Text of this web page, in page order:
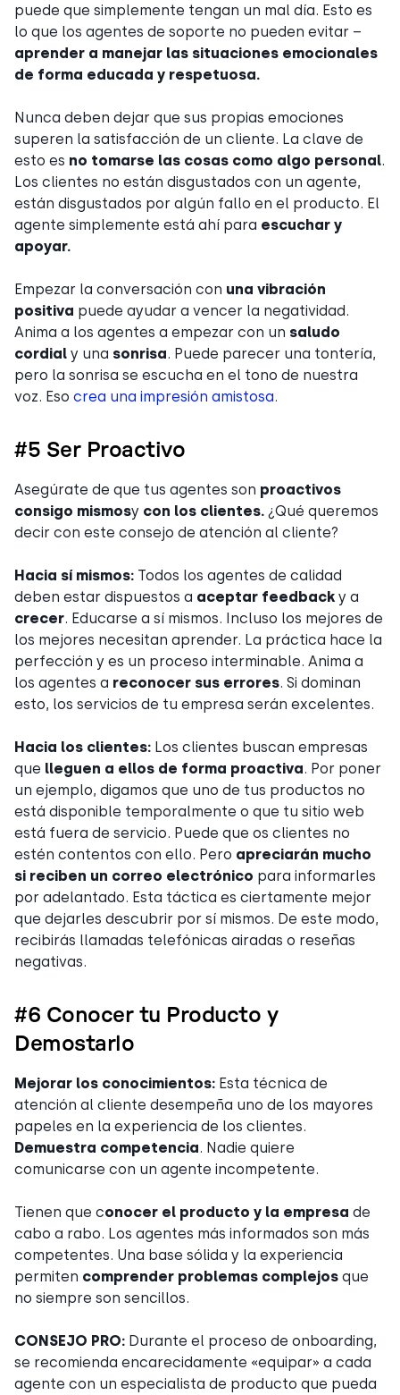
puede que simplemente tengan un mal día. Esto es
lo que los agentes de soporte no pueden evitar –
aprender a manejar las situaciones emocionales
de forma educada y respetuosa.
Nunca deben dejar que sus propias emociones
superen la satisfacción de un cliente. La clave de
esto es no tomarse las cosas como algo personal.
Los clientes no están disgustados con un agente,
están disgustados por algún fallo en el producto. El
agente simplemente está ahí para escuchar y
apoyar.
Empezar la conversación con una vibración
positiva puede ayudar a vencer la negatividad.
Anima a los agentes a empezar con un saludo
cordial y una sonrisa. Puede parecer una tontería,
pero la sonrisa se escucha en el tono de nuestra
voz. Eso crea una impresión amistosa.
#5 Ser Proactivo
Asegúrate de que tus agentes son proactivos
consigo mismosy con los clientes. ¿Qué queremos
decir con este consejo de atención al cliente?
Hacia sí mismos: Todos los agentes de calidad
deben estar dispuestos a aceptar feedback y a
crecer. Educarse a sí mismos. Incluso los mejores de
los mejores necesitan aprender. La práctica hace la
perfección y es un proceso interminable. Anima a
los agentes a reconocer sus errores. Si dominan
esto, los servicios de tu empresa serán excelentes.
Hacia los clientes: Los clientes buscan empresas
que lleguen a ellos de forma proactiva. Por poner
un ejemplo, digamos que uno de tus productos no
está disponible temporalmente o que tu sitio web
está fuera de servicio. Puede que os clientes no
estén contentos con ello. Pero apreciarán mucho
si reciben un correo electrónico para informarles
por adelantado. Esta táctica es ciertamente mejor
que dejarles descubrir por sí mismos. De este modo,
recibirás llamadas telefónicas airadas o reseñas
negativas.
#6 Conocer tu Producto y
Demostarlo
Mejorar los conocimientos: Esta técnica de
atención al cliente desempeña uno de los mayores
papeles en la experiencia de los clientes.
Demuestra competencia. Nadie quiere
comunicarse con un agente incompetente.
Tienen que conocer el producto y la empresa de
cabo a rabo. Los agentes más informados son más
competentes. Una base sólida y la experiencia
permiten comprender problemas complejos que
no siempre son sencillos.
CONSEJO PRO: Durante el proceso de onboarding,
se recomienda encarecidamente «equipar» a cada
agente con un especialista de producto que pueda